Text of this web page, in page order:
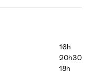
16h
20h30
18h